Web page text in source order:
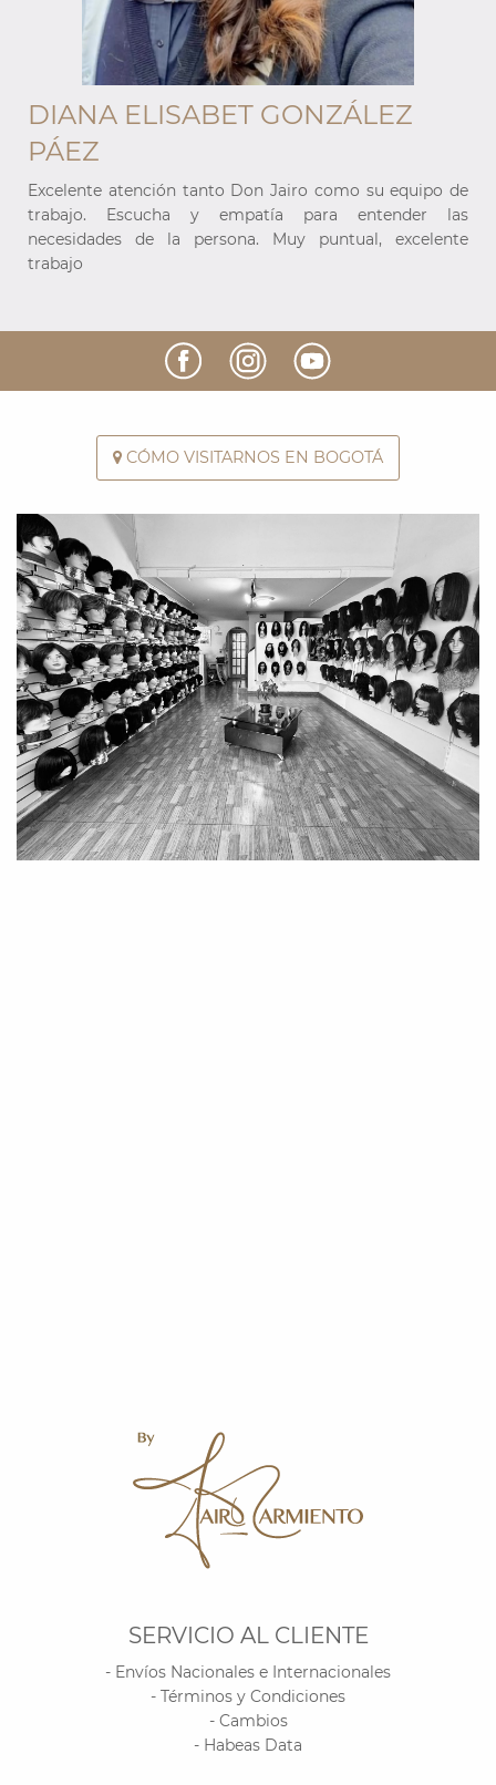
DIANA ELISABET GONZÁLEZ
PÁEZ
Excelente atención tanto Don Jairo como su equipo de
trabajo. Escucha y empatía para entender las
necesidades de la persona. Muy puntual, excelente
trabajo
CÓMO VISITARNOS EN BOGOTÁ
SERVICIO AL CLIENTE
- Envíos Nacionales e Internacionales
- Términos y Condiciones
- Cambios
- Habeas Data